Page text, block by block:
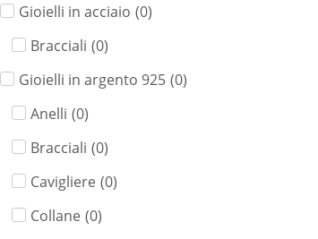
Gioielli in acciaio (0)
Bracciali (0)
Gioielli in argento 925 (0)
Anelli (0)
Bracciali (0)
Cavigliere (0)
Collane (0)